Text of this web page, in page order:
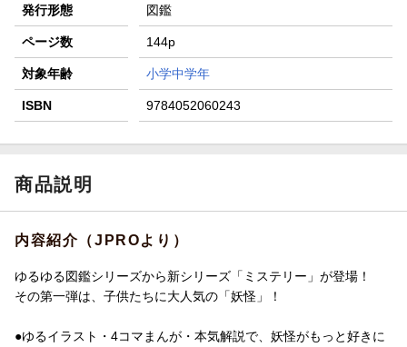
発行形態 図鑑
ページ数 144p
対象年齢 小学中学年
ISBN 9784052060243
商品説明
内容紹介（JPROより）
ゆるゆる図鑑シリーズから新シリーズ「ミステリー」が登場！
その第一弾は、子供たちに大人気の「妖怪」！
●ゆるイラスト・4コマまんが・本気解説で、妖怪がもっと好きに